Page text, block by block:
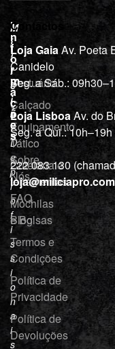
M
i
l
í
c
i
a
“
D
e
p
r
o
f
i
s
s
i
o
n
a
i
s
L
o
j
a
Vestuário
Calçado
Equipamento
Tático
Cutelaria e
ferramentas
Mochilas
e Bolsas
I
n
f
o
r
m
a
ç
õ
e
s
Sobre
Nós
FAQ
Blog
Termos e
Condições
Política de
Privacidade
Política de
Devoluções
Contactos
Loja GaiaAv. Poeta
Canidelo
Seg. a Sáb.:
Loja LisboaAv. do
Seg. a Qui.:
222 083 130
loja@miliciapro.com